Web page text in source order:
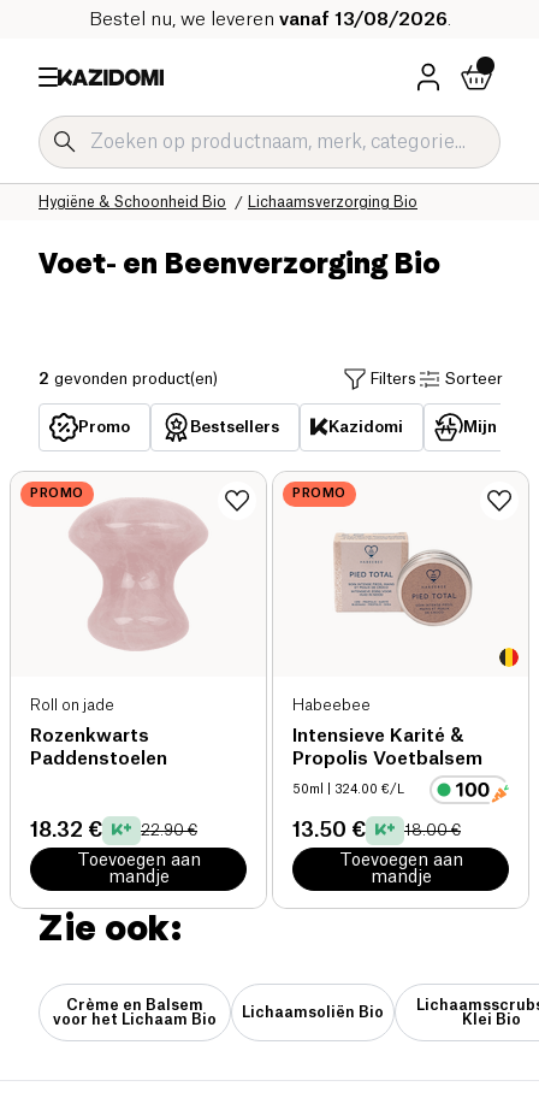
Bestel nu, we leveren vanaf 13/08/2026
Lichaamsverzorging Bio
Hygiëne & Schoonheid Bio
Onze biologische catalogus
Home
Voet- en Beenverzorging Bio
2 gevonden product(en) Filters Sorteer
Promo Bestsellers Kazidomi Mijn
PROMO
Roll on jade
Rozenkwarts
Paddenstoelen
18.32 € 22.90 €
Toevoegen aan
mandje
PROMO
Habeebee
Intensieve Karité &
Propolis Voetbalsem
50ml | 324.00 €/L
13.50 € 18.00 €
Toevoegen aan
mandje
Zie ook:
Crème en Balsem
voor het Lichaam Bio
Lichaamsoliën Bio
Klei Bio